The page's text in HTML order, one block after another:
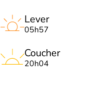
Lever
05h57
Coucher
20h04